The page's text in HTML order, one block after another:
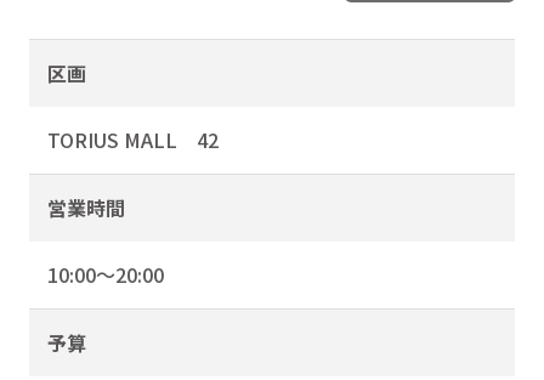
区画
TORIUS MALL 42
営業時間
10:00～20:00
予算